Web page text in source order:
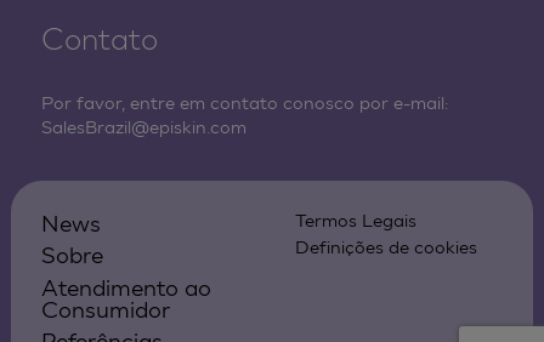
Contato
Por favor, entre em contato conosco por e-mail:
SalesBrazil@episkin.com
News
Sobre
Atendimento ao
Consumidor
Termos Legais
Definições de cookies